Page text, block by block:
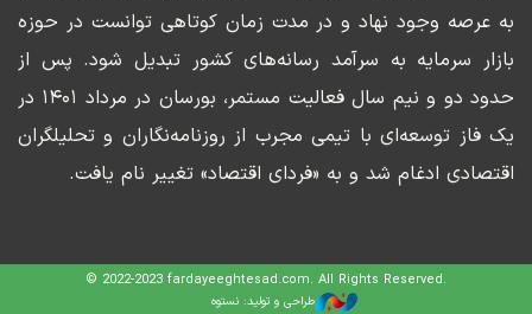
به عرصه وجود نهاد و در مدت زمان کوتاهی توانست در حوزه
بازار سرمایه به سرآمد رسانه‌های کشور تبدیل شود. پس از
حدود دو و نیم سال فعالیت مستمر، بورسان در مرداد ۱۴۰۱ در
یک فاز توسعه‌ای با تیمی مجرب از روزنامه‌نگاران و تحلیلگران
اقتصادی ادغام شد و به «فردای اقتصاد» تغییر نام یافت.
© 2022-2023 fardayeeghtesad.com. All Rights Reserved.
طراحی و تولید: نستوه